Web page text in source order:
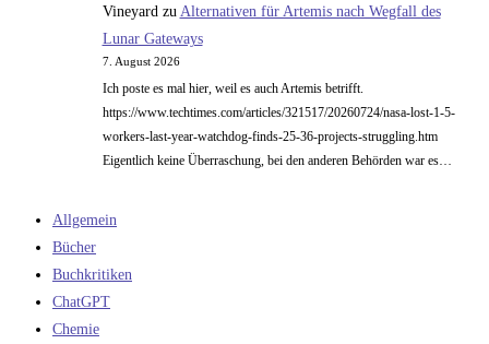
Vineyard zu Alternativen für Artemis nach Wegfall des
Lunar Gateways
7. August 2026
Ich poste es mal hier, weil es auch Artemis betrifft.
https://www.techtimes.com/articles/321517/20260724/nasa-lost-1-5-
workers-last-year-watchdog-finds-25-36-projects-struggling.htm
Eigentlich keine Überraschung, bei den anderen Behörden war es…
Allgemein
Bücher
Buchkritiken
ChatGPT
Chemie